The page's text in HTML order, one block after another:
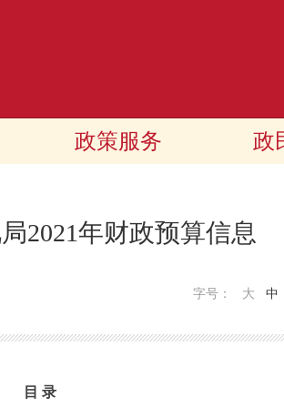
政策服务 政
2021年财政预算信息
字号： 大 中
目 录